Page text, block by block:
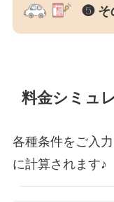
❺ そ
料金シミュ
各種条件をご入
に計算されます♪